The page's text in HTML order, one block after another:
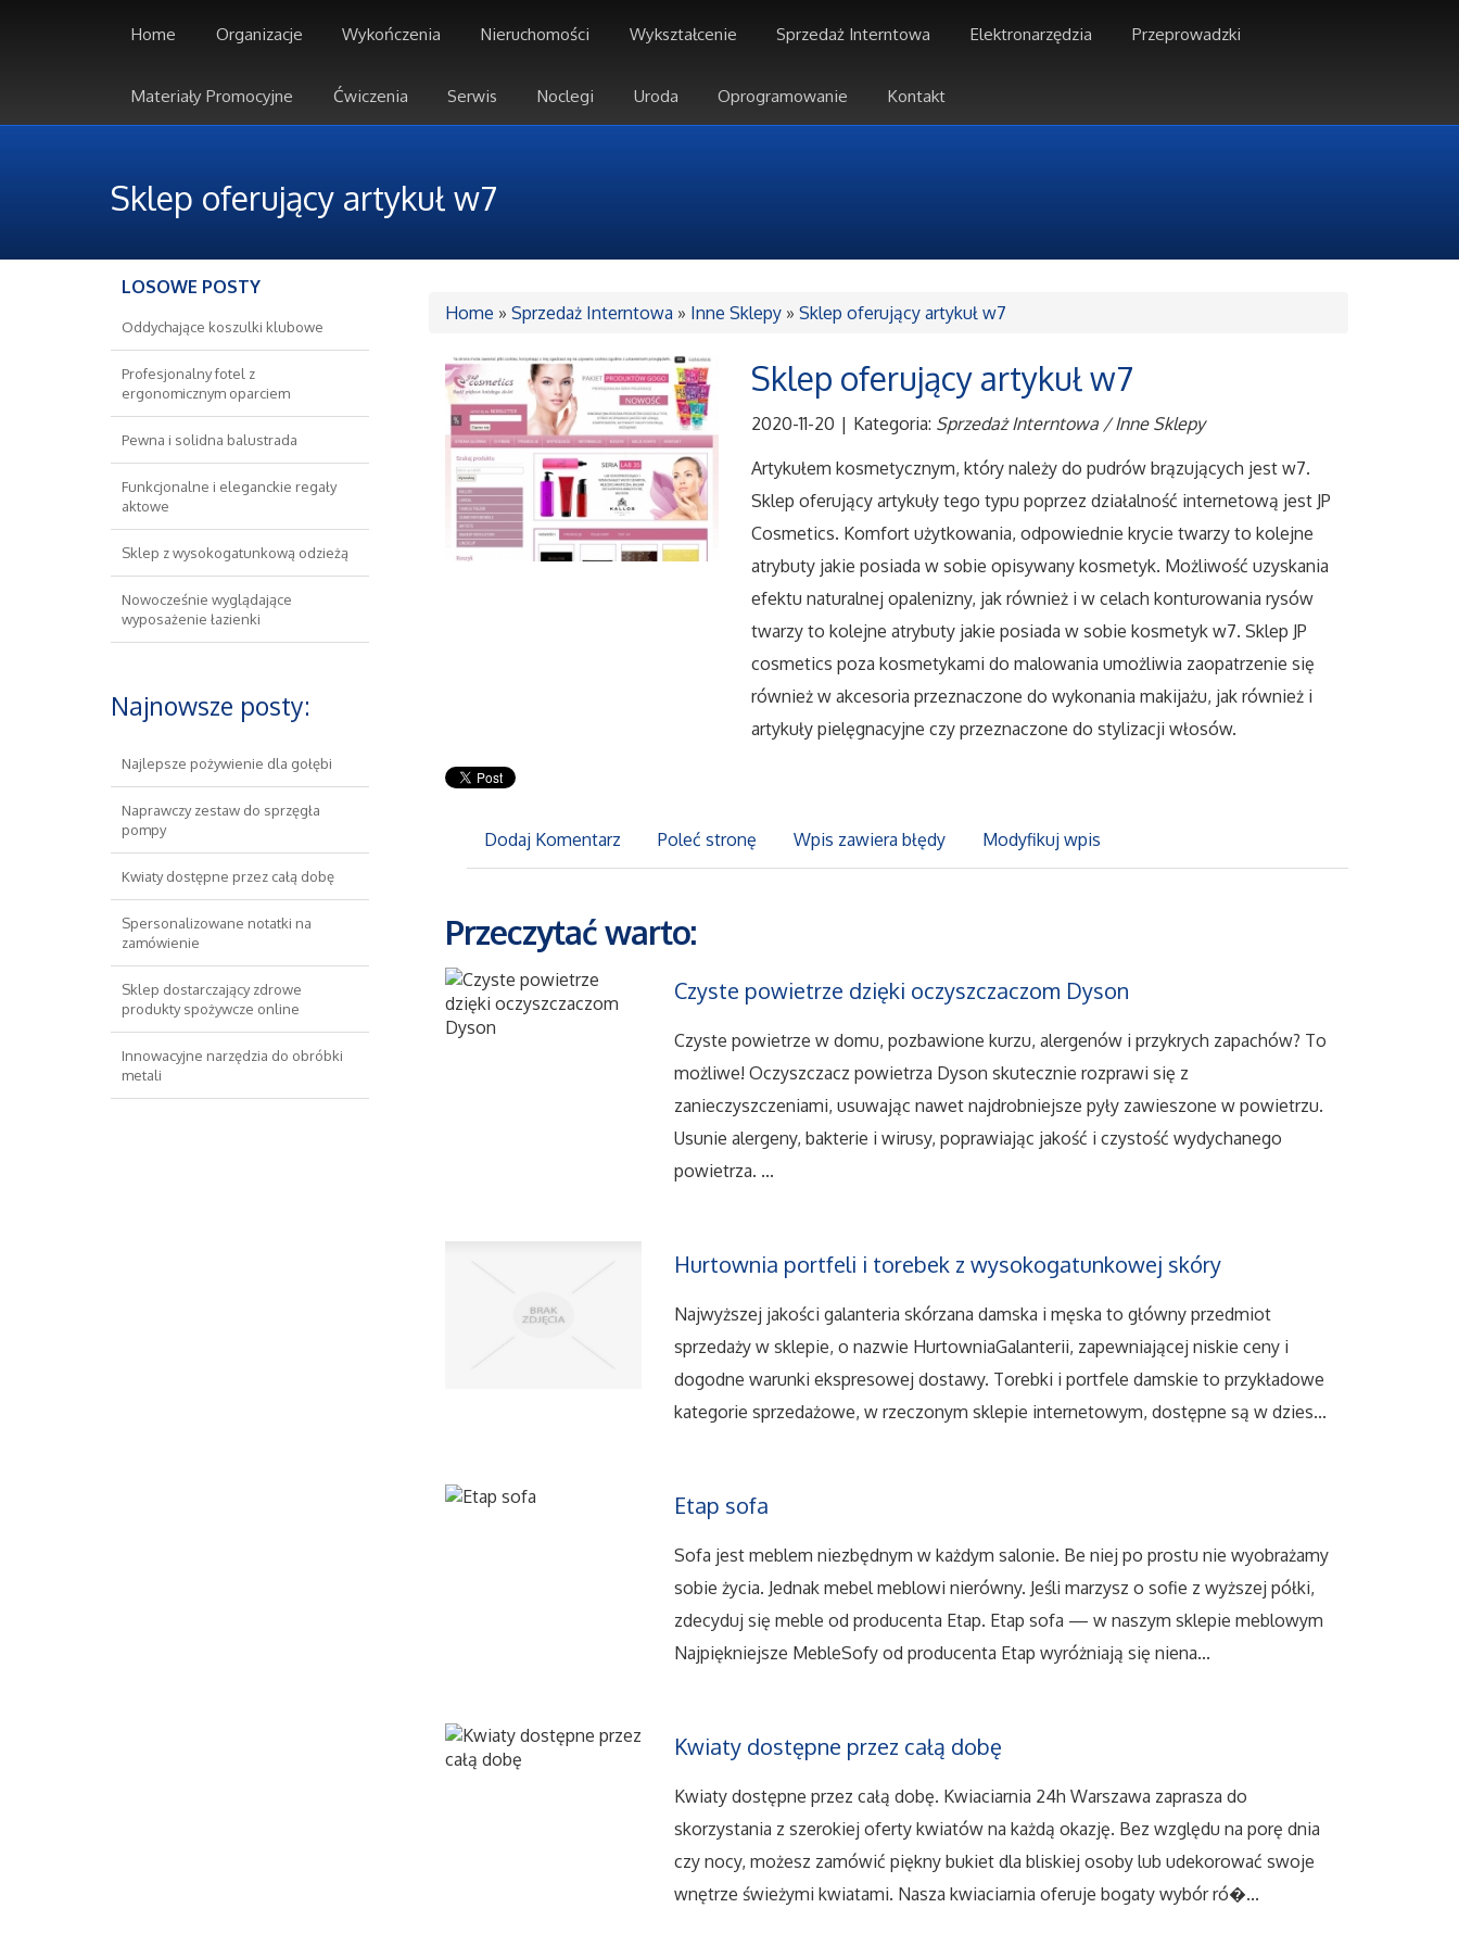
Home Organizacje Wykończenia Nieruchomości Wykształcenie Sprzedaż Interntowa Elektronarzędzia Przeprowadzki
Materiały Promocyjne Ćwiczenia Serwis Noclegi Uroda Oprogramowanie Kontakt
Sklep oferujący artykuł w7
LOSOWE POSTY
Oddychające koszulki klubowe
Profesjonalny fotel z
ergonomicznym oparciem
Pewna i solidna balustrada
Funkcjonalne i eleganckie regały
aktowe
Sklep z wysokogatunkową odzieżą
Nowocześnie wyglądające
wyposażenie łazienki
Najnowsze posty:
Najlepsze pożywienie dla gołębi
Naprawczy zestaw do sprzęgła
pompy
Kwiaty dostępne przez całą dobę
Spersonalizowane notatki na
zamówienie
Sklep dostarczający zdrowe
produkty spożywcze online
Innowacyjne narzędzia do obróbki
metali
Home » Sprzedaż Interntowa » Inne Sklepy» Sklep oferujący artykuł w7
Sklep oferujący artykuł w7
2020-11-20 | Kategoria: Sprzedaż Interntowa / Inne Sklepy
Artykułem kosmetycznym, który należy do pudrów brązujących jest w7.
Sklep oferujący artykuły tego typu poprzez działalność internetową jest JP
Cosmetics. Komfort użytkowania, odpowiednie krycie twarzy to kolejne
atrybuty jakie posiada w sobie opisywany kosmetyk. Możliwość uzyskania
efektu naturalnej opalenizny, jak również i w celach konturowania rysów
twarzy to kolejne atrybuty jakie posiada w sobie kosmetyk w7. Sklep JP
cosmetics poza kosmetykami do malowania umożliwia zaopatrzenie się
również w akcesoria przeznaczone do wykonania makijażu, jak również i
artykuły pielęgnacyjne czy przeznaczone do stylizacji włosów.
Dodaj Komentarz Poleć stronę Wpis zawiera błędy Modyfikuj wpis
Przeczytać warto:
Czyste powietrze dzięki oczyszczaczom Dyson
Czyste powietrze w domu, pozbawione kurzu, alergenów i przykrych zapachów? To
możliwe! Oczyszczacz powietrza Dyson skutecznie rozprawi się z
zanieczyszczeniami, usuwając nawet najdrobniejsze pyły zawieszone w powietrzu.
Usunie alergeny, bakterie i wirusy, poprawiając jakość i czystość wydychanego
powietrza. ...
Hurtownia portfeli i torebek z wysokogatunkowej skóry
Najwyższej jakości galanteria skórzana damska i męska to główny przedmiot
sprzedaży w sklepie, o nazwie HurtowniaGalanterii, zapewniającej niskie ceny i
dogodne warunki ekspresowej dostawy. Torebki i portfele damskie to przykładowe
kategorie sprzedażowe, w rzeczonym sklepie internetowym, dostępne są w dzies...
Etap sofa
Sofa jest meblem niezbędnym w każdym salonie. Be niej po prostu nie wyobrażamy
sobie życia. Jednak mebel meblowi nierówny. Jeśli marzysz o sofie z wyższej półki,
zdecyduj się meble od producenta Etap. Etap sofa — w naszym sklepie meblowym
Najpiękniejsze MebleSofy od producenta Etap wyróżniają się niena...
Kwiaty dostępne przez całą dobę
Kwiaty dostępne przez całą dobę. Kwiaciarnia 24h Warszawa zaprasza do
skorzystania z szerokiej oferty kwiatów na każdą okazję. Bez względu na porę dnia
czy nocy, możesz zamówić piękny bukiet dla bliskiej osoby lub udekorować swoje
wnętrze świeżymi kwiatami. Nasza kwiaciarnia oferuje bogaty wybór ró�...